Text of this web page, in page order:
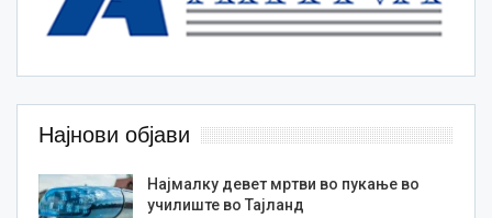
Најнови објави
Најмалку девет мртви во пукање во
училиште во Тајланд